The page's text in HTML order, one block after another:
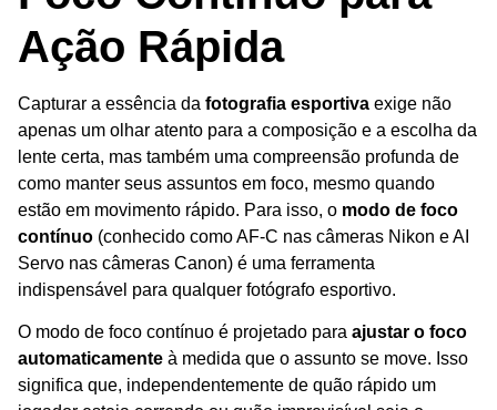
Ação Rápida
Capturar a essência da fotografia esportiva exige não
apenas um olhar atento para a composição e a escolha da
lente certa, mas também uma compreensão profunda de
como manter seus assuntos em foco, mesmo quando
estão em movimento rápido. Para isso, o modo de foco
contínuo (conhecido como AF-C nas câmeras Nikon e AI
Servo nas câmeras Canon) é uma ferramenta
indispensável para qualquer fotógrafo esportivo.
O modo de foco contínuo é projetado para ajustar o foco
automaticamente à medida que o assunto se move. Isso
significa que, independentemente de quão rápido um